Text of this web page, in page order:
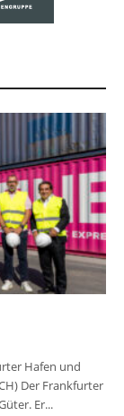
Hafen und
Der Frankfurter
Er...